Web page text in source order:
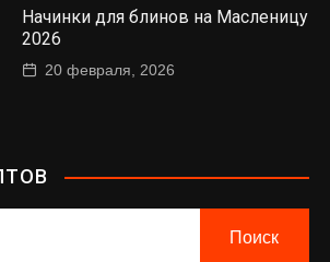
Начинки для блинов на Масленицу
2026
20 февраля, 2026